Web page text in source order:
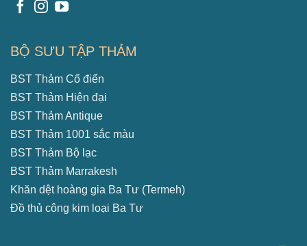
BỘ SƯU TẬP THẢM
BST Thảm Cổ điển
BST Thảm Hiện đại
BST Thảm Antique
BST Thảm 1001 sắc màu
BST Thảm Bộ lạc
BST Thảm Marrakesh
Khăn dệt hoàng gia Ba Tư (Termeh)
Đồ thủ công kim loại Ba Tư